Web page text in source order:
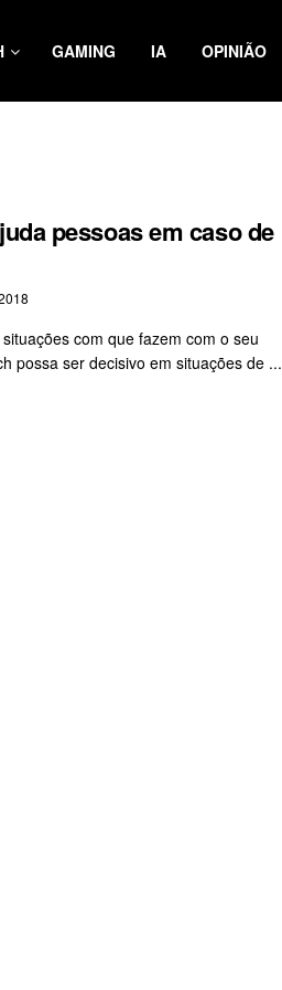
GAMING IA OPINIÃO
pessoas em caso de
com que fazem com o seu
possa ser decisivo em situações de ...